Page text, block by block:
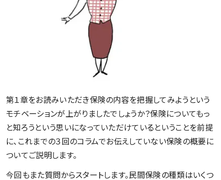
第１章をお読みいただき保険の内容を把握してみようという
モチベーションが上がりましたでしょうか？保険についてもっ
と知ろうという思いになっていただけているということを前提
に、これまでの３回のコラムでお伝えしていない保険の概要に
ついてご説明します。
今回もまた質問からスタートします。民間保険の種類はいくつ